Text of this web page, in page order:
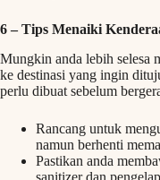
6 –Tips Menaiki
Mungkin anda lebih selesa
ke destinasi yang ingin
perlu dibuat sebelum
Rancang untuk
namun berhenti
Pastikan anda
sanitizer dan